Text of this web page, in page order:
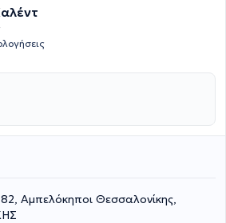
82, Αμπελόκηποι Θεσσαλονίκης,